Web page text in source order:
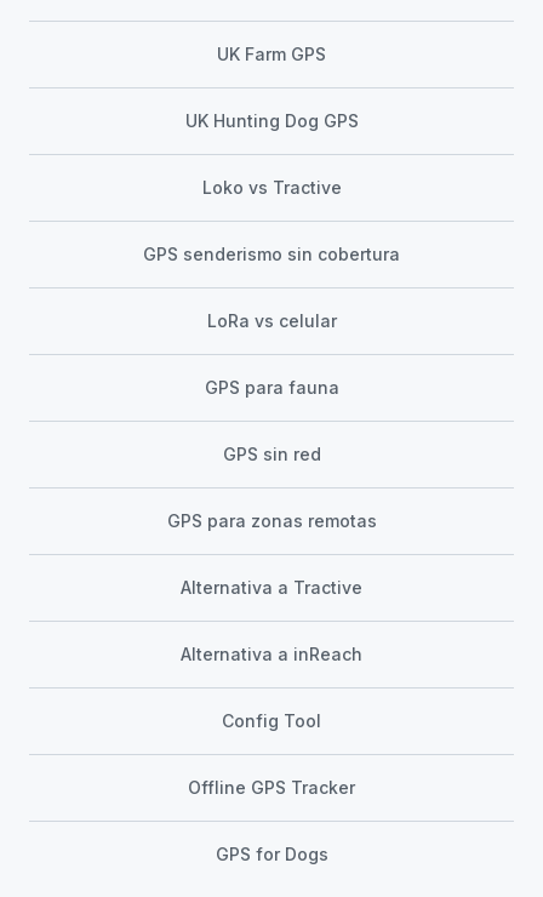
UK Farm GPS
UK Hunting Dog GPS
Loko vs Tractive
GPS senderismo sin cobertura
LoRa vs celular
GPS para fauna
GPS sin red
GPS para zonas remotas
Alternativa a Tractive
Alternativa a inReach
Config Tool
Offline GPS Tracker
GPS for Dogs